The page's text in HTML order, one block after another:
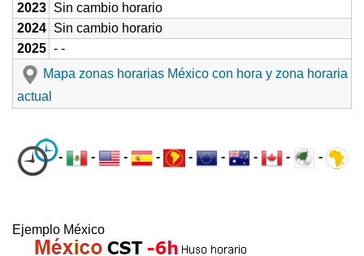
2023 Sin cambio horario
2024 Sin cambio horario
2025 - -
Mapa zonas horarias México con hora y zona horaria
actual
- - - - - - - - -
Ejemplo México